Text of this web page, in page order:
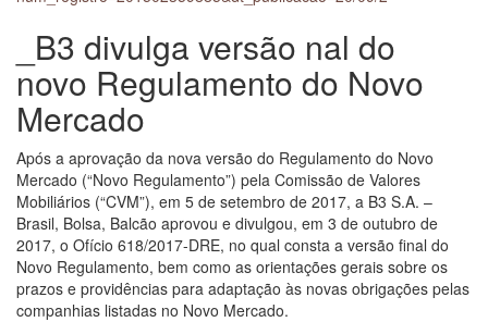
_B3 divulga versão nal do
novo Regulamento do Novo
Mercado
Após a aprovação da nova versão do Regulamento do Novo
Mercado (“Novo Regulamento”) pela Comissão de Valores
Mobiliários (“CVM”), em 5 de setembro de 2017, a B3 S.A. –
Brasil, Bolsa, Balcão aprovou e divulgou, em 3 de outubro de
2017, o Ofício 618/2017-DRE, no qual consta a versão final do
Novo Regulamento, bem como as orientações gerais sobre os
prazos e providências para adaptação às novas obrigações pelas
companhias listadas no Novo Mercado.